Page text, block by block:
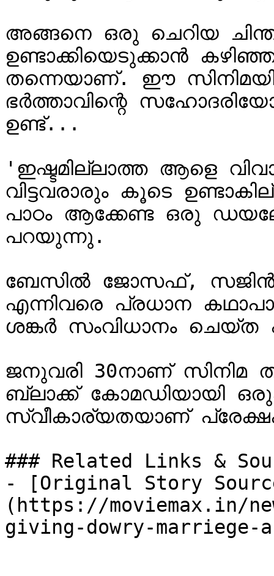
അങ്ങനെ ഒരു ചെറിയ
ഉണ്ടാക്കിയെടുക്കാന്‍
തന്നെയാണ്. ഈ
ഭര്‍ത്താവിന്റെ
ഉണ്ട്...
'ഇഷ്ടമില്ലാത്ത ആളെ
വിട്ടവരാരും കൂടെ
പാഠം ആക്കേണ്ട ഒരു
പറയുന്നു.
ബേസില്‍ ജോസഫ്,
എന്നിവരെ പ്രധാന
ശങ്കര്‍ സംവിധാനം
ജനുവരി 30നാണ് സിനിമ
ബ്ലാക്ക് കോമഡിയായി
സ്വീകാര്യതയാണ്
### Related Links &
- [Original Story
(https://moviemax.in/
giving-dowry-marriege-